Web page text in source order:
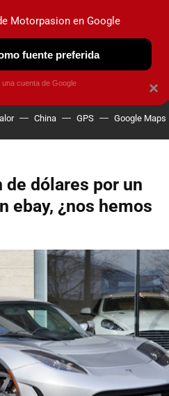
OBSERVATORIO
China GPS Google Maps
dólares por un
ebay, ¿nos hemos
×
Motorpasion en Google
fuente preferida
cuenta de Google